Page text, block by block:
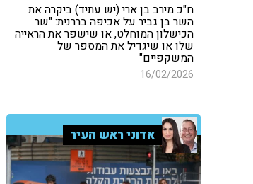
ח"כ מירב בן ארי (יש עתיד) ביקרה את
השר בן גביר על אכיפה בררנית: "שר
הכישלון המוחלט, או שישפר את הראייה
שלו או שיגדיל את המספר של
המשקפיים"
16/02/2026
אדוני ראש העיר